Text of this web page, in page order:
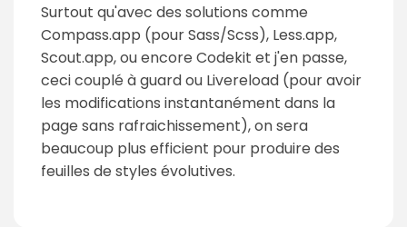
Surtout qu'avec des solutions comme
Compass.app (pour Sass/Scss), Less.app,
Scout.app, ou encore Codekit et j'en passe,
ceci couplé à guard ou Livereload (pour avoir
les modifications instantanément dans la
page sans rafraichissement), on sera
beaucoup plus efficient pour produire des
feuilles de styles évolutives.